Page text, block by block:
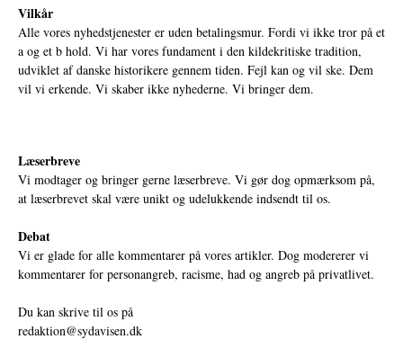
Vilkår
Alle vores nyhedstjenester er uden betalingsmur. Fordi vi ikke tror på et
a og et b hold. Vi har vores fundament i den kildekritiske tradition,
udviklet af danske historikere gennem tiden. Fejl kan og vil ske. Dem
vil vi erkende. Vi skaber ikke nyhederne. Vi bringer dem.
Læserbreve
Vi modtager og bringer gerne læserbreve. Vi gør dog opmærksom på,
at læserbrevet skal være unikt og udelukkende indsendt til os.
Debat
Vi er glade for alle kommentarer på vores artikler. Dog modererer vi
kommentarer for personangreb, racisme, had og angreb på privatlivet.
Du kan skrive til os på
redaktion@sydavisen.dk